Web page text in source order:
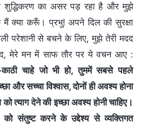
का असर पड़ रहा है और मुझे
क्या करूँ। प्रभु! अपने दिल की सुरक्षा
परेशानी से बचने के लिए, मुझे तेरी मदद
मेरे मन में साफ तौर पर ये वचन आए :
काठी चाहे जो भी हो, तुममें सबसे पहले
और सच्चा विश्वास, दोनों ही अवश्य होना
त्याग देने की इच्छा अवश्य होनी चाहिए।
को संतुष्ट करने के उद्देश्य से व्यक्तिगत